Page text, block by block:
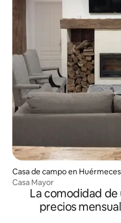
Casa de campo en Huérmeces
Casa Mayor
La comodidad de
precios